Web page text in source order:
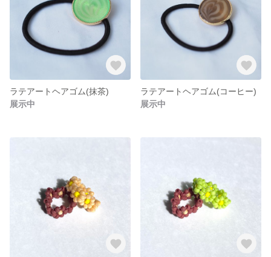
ラテアートヘアゴム(抹茶)
展示中
ラテアートヘアゴム(コーヒー)
展示中